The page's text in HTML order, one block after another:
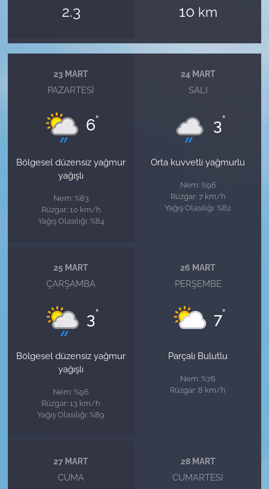
2.3 10 km
23 MART
PAZARTESI
6°
Bölgesel düzensiz yağmur
yağışlı
Nem: %83
Rüzgar: 10 km/h
Yağış Olasılığı: %84
24 MART
SALI
3°
Orta kuvvetli yağmurlu
Nem: %96
Rüzgar: 7 km/h
Yağış Olasılığı: %82
25 MART
ÇARŞAMBA
3°
Bölgesel düzensiz yağmur
yağışlı
Nem: %96
Rüzgar: 13 km/h
Yağış Olasılığı: %89
26 MART
PERŞEMBE
7°
Parçalı Bulutlu
Nem: %76
Rüzgar: 8 km/h
27 MART
CUMA
28 MART
CUMARTESI